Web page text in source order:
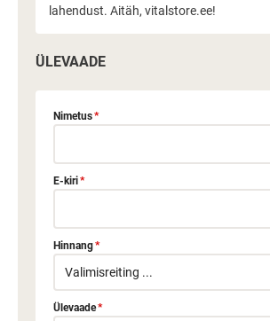
lahendust. Aitäh, vitalstore.ee!
ÜLEVAADE
Nimetus*
E-kiri*
Hinnang*
Ülevaade*